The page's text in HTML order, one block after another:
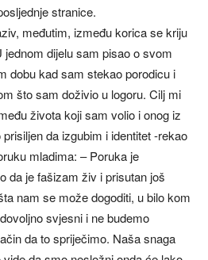
stranice.
međutim, između korica se kriju
dijelu sam pisao o svom
dobu kad sam stekao porodicu i
što sam doživio u logoru. Cilj mi
života koji sam volio i onog iz
da izgubim i identitet -rekao
mladima: – Poruka je
da je fašizam živ i prisutan još
nam se može dogoditi, u bilo kom
svjesni i ne budemo
da to spriječimo. Naša snaga